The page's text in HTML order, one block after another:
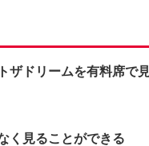
ザドリームを有料席で
く見ることができる